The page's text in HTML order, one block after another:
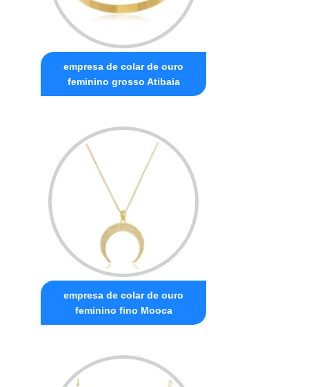
empresa de colar de ouro
feminino grosso Atibaia
empresa de colar de ouro
feminino fino Mooca